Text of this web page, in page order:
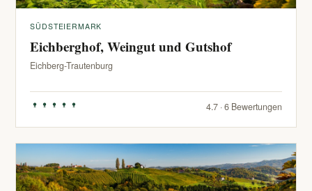
SÜDSTEIERMARK
Eichberghof, Weingut und Gutshof
Eichberg-Trautenburg
4.7 · 6 Bewertungen